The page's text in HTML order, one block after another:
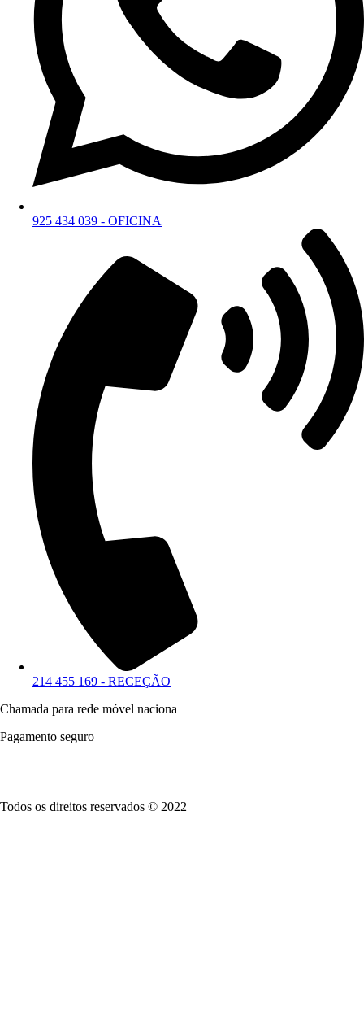
925 434 039 - OFICINA
214 455 169 - RECEÇÃO
Chamada para rede móvel naciona
Pagamento seguro
Todos os direitos reservados © 2022